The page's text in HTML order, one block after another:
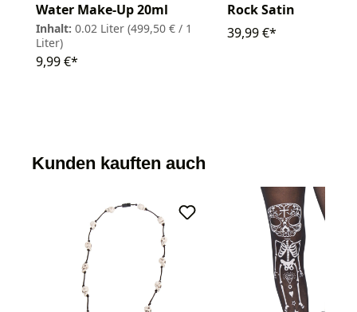
Water Make-Up 20ml
Inhalt: 0.02 Liter (499,50 € / 1
Liter)
9,99 €*
Rock Satin
39,99 €*
Kunden kauften auch